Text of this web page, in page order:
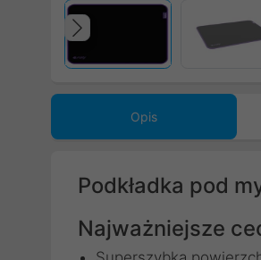
Poprzedni
Opis
Podkładka pod
Najważniejsze